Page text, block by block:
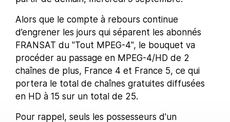
Alors que le compte à rebours continue
d’engrener les jours qui séparent les abonnés
FRANSAT du "Tout MPEG-4", le bouquet va
procéder au passage en MPEG-4/HD de 2
chaînes de plus, France 4 et France 5, ce qui
portera le total de chaînes gratuites diffusées
en HD à 15 sur un total de 25.
Pour rappel, seuls les possesseurs d'un